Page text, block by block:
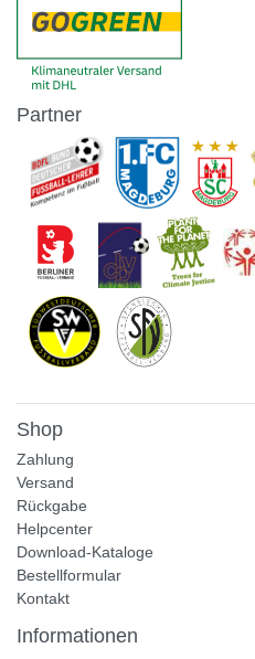
Partner
Shop
Zahlung
Versand
Rückgabe
Helpcenter
Download-Kataloge
Bestellformular
Kontakt
Informationen